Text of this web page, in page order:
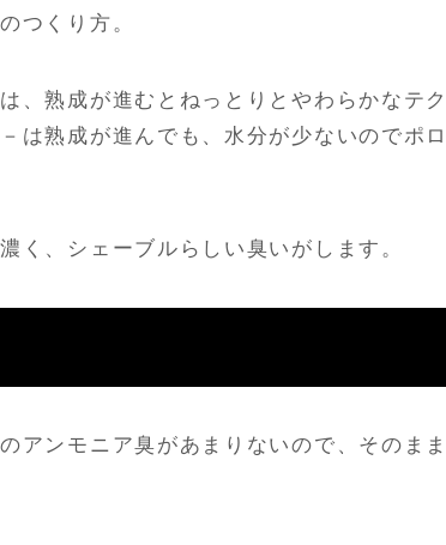
つくり方。
、熟成が進むとねっとりとやわらかなテク
は熟成が進んでも、水分が少ないのでポロ
く、シェーブルらしい臭いがします。
アンモニア臭があまりないので、そのまま